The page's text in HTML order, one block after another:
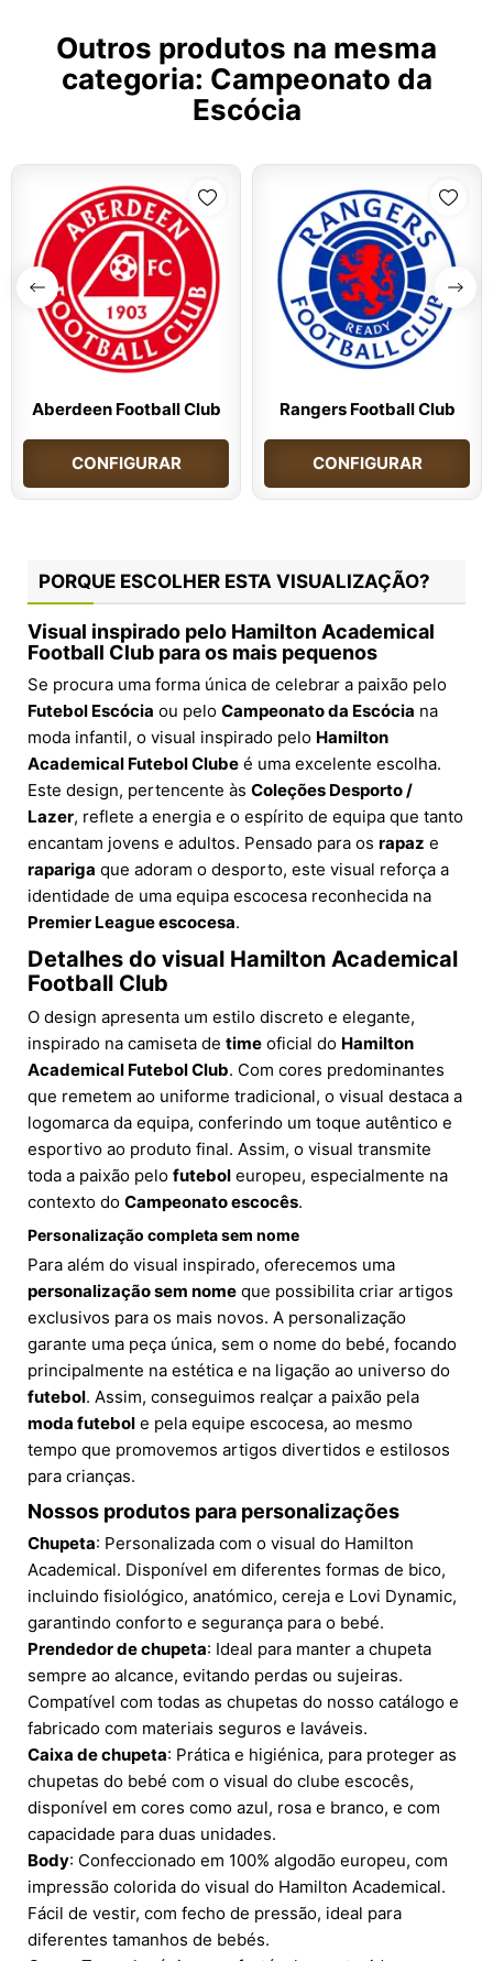
Outros produtos na mesma
categoria: Campeonato da
Escócia
Aberdeen Football Club
CONFIGURAR
Rangers Football Club
CONFIGURAR
PORQUE ESCOLHER ESTA VISUALIZAÇÃO?
Visual inspirado pelo Hamilton Academical
Football Club para os mais pequenos
Se procura uma forma única de celebrar a paixão pelo
Futebol Escócia ou pelo Campeonato da Escócia na
moda infantil, o visual inspirado pelo Hamilton
Academical Futebol Clube é uma excelente escolha.
Este design, pertencente às Coleções Desporto /
Lazer, reflete a energia e o espírito de equipa que tanto
encantam jovens e adultos. Pensado para os rapaz e
rapariga que adoram o desporto, este visual reforça a
identidade de uma equipa escocesa reconhecida na
Premier League escocesa.
Detalhes do visual Hamilton Academical
Football Club
O design apresenta um estilo discreto e elegante,
inspirado na camiseta de time oficial do Hamilton
Academical Futebol Club. Com cores predominantes
que remetem ao uniforme tradicional, o visual destaca a
logomarca da equipa, conferindo um toque autêntico e
esportivo ao produto final. Assim, o visual transmite
toda a paixão pelo futebol europeu, especialmente na
contexto do Campeonato escocês.
Personalização completa sem nome
Para além do visual inspirado, oferecemos uma
personalização sem nome que possibilita criar artigos
exclusivos para os mais novos. A personalização
garante uma peça única, sem o nome do bebé, focando
principalmente na estética e na ligação ao universo do
futebol. Assim, conseguimos realçar a paixão pela
moda futebol e pela equipe escocesa, ao mesmo
tempo que promovemos artigos divertidos e estilosos
para crianças.
Nossos produtos para personalizações
Chupeta: Personalizada com o visual do Hamilton
Academical. Disponível em diferentes formas de bico,
incluindo fisiológico, anatómico, cereja e Lovi Dynamic,
garantindo conforto e segurança para o bebé.
Prendedor de chupeta: Ideal para manter a chupeta
sempre ao alcance, evitando perdas ou sujeiras.
Compatível com todas as chupetas do nosso catálogo e
fabricado com materiais seguros e laváveis.
Caixa de chupeta: Prática e higiénica, para proteger as
chupetas do bebé com o visual do clube escocês,
disponível em cores como azul, rosa e branco, e com
capacidade para duas unidades.
Body: Confeccionado em 100% algodão europeu, com
impressão colorida do visual do Hamilton Academical.
Fácil de vestir, com fecho de pressão, ideal para
diferentes tamanhos de bebés.